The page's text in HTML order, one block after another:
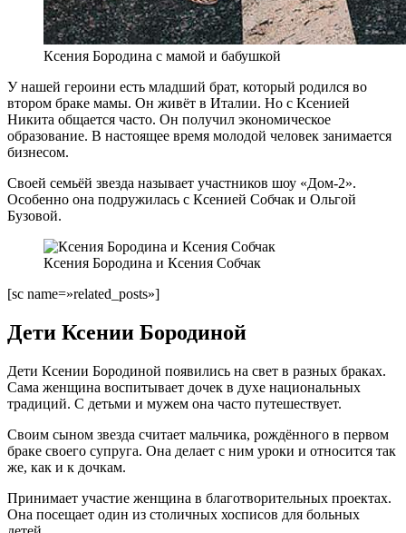
Ксения Бородина с мамой и бабушкой
У нашей героини есть младший брат, который родился во
втором браке мамы. Он живёт в Италии. Но с Ксенией
Никита общается часто. Он получил экономическое
образование. В настоящее время молодой человек занимается
бизнесом.
Своей семьёй звезда называет участников шоу «Дом-2».
Особенно она подружилась с Ксенией Собчак и Ольгой
Бузовой.
Ксения Бородина и Ксения Собчак
[sc name=»related_posts»]
Дети Ксении Бородиной
Дети Ксении Бородиной появились на свет в разных браках.
Сама женщина воспитывает дочек в духе национальных
традиций. С детьми и мужем она часто путешествует.
Своим сыном звезда считает мальчика, рождённого в первом
браке своего супруга. Она делает с ним уроки и относится так
же, как и к дочкам.
Принимает участие женщина в благотворительных проектах.
Она посещает один из столичных хосписов для больных